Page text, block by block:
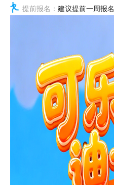
提前报名： 建议提前一周报名